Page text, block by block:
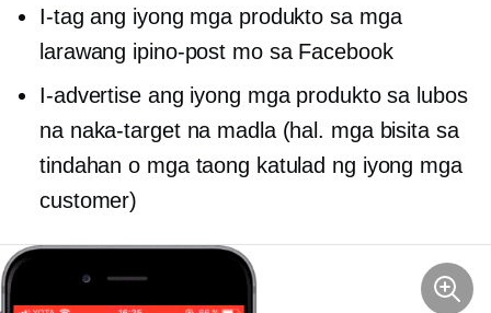
I-tag ang iyong mga produkto sa mga
larawang ipino-post mo sa Facebook
I-advertise ang iyong mga produkto sa lubos
na naka-target na madla (hal. mga bisita sa
tindahan o mga taong katulad ng iyong mga
customer)